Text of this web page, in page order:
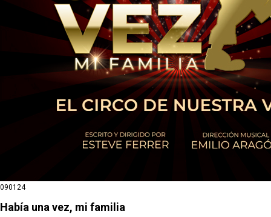
0901 24
Había una vez, mi familia